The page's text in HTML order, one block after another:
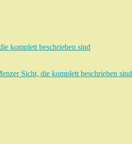
komplett beschrieben sind
Sicht, die komplett beschrieben sind